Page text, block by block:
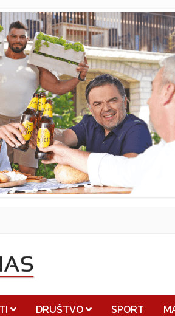
DRUŠTVO SPORT